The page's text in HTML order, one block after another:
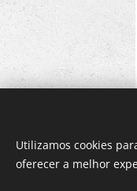
Utilizamos cookies
oferecer a melhor